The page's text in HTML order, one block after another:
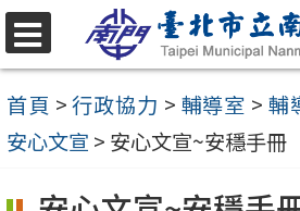
跳
至
主
要
容
選
單
首頁 >行政協力 > 輔導室 > 輔
安心文宣 > 安心文宣~安穩手冊